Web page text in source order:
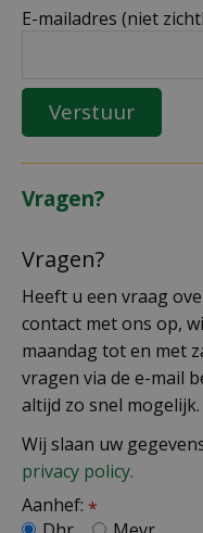
E-mailadres (niet
Vragen?
Vragen?
Heeft u een vraag
contact met ons op,
maandag tot en met
vragen via de e-mail
altijd zo snel mogelijk.
Wij slaan uw
privacy policy.
Aanhef: *